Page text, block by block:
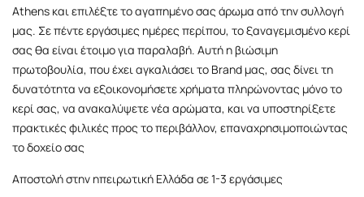
Athens και επιλέξτε το αγαπημένο σας άρωμα από την συλλογή
μας. Σε πέντε εργάσιμες ημέρες περίπου, το ξαναγεμισμένο κερί
σας θα είναι έτοιμο για παραλαβή. Αυτή η βιώσιμη
πρωτοβουλία, που έχει αγκαλιάσει το Brand μας, σας δίνει τη
δυνατότητα να εξοικονομήσετε χρήματα πληρώνοντας μόνο το
κερί σας, να ανακαλύψετε νέα αρώματα, και να υποστηρίξετε
πρακτικές φιλικές προς το περιβάλλον, επαναχρησιμοποιώντας
το δοχείο σας
Αποστολή στην ηπειρωτική Ελλάδα σε 1-3 εργάσιμες